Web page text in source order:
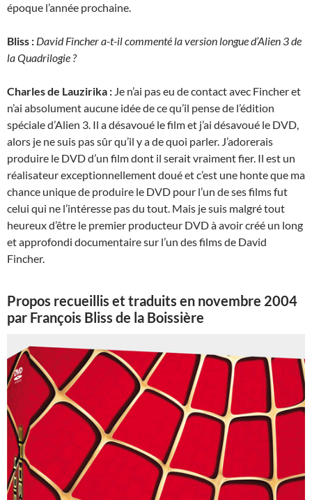
époque l’année prochaine.
Bliss : David Fincher a-t-il commenté la version longue d’Alien 3 de
la Quadrilogie ?
Charles de Lauzirika : Je n’ai pas eu de contact avec Fincher et
n’ai absolument aucune idée de ce qu’il pense de l’édition
spéciale d’Alien 3. Il a désavoué le film et j’ai désavoué le DVD,
alors je ne suis pas sûr qu’il y a de quoi parler. J’adorerais
produire le DVD d’un film dont il serait vraiment fier. Il est un
réalisateur exceptionnellement doué et c’est une honte que ma
chance unique de produire le DVD pour l’un de ses films fut
celui qui ne l’intéresse pas du tout. Mais je suis malgré tout
heureux d’être le premier producteur DVD à avoir créé un long
et approfondi documentaire sur l’un des films de David
Fincher.
Propos recueillis et traduits en novembre 2004
par François Bliss de la Boissière